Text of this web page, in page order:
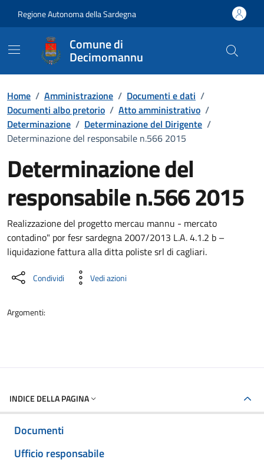
Regione Autonoma della Sardegna
Comune di
Decimomannu
Home / Amministrazione / Documenti e dati /
Documenti albo pretorio / Atto amministrativo /
Determinazione / Determinazione del Dirigente /
Determinazione del responsabile n.566 2015
Determinazione del
responsabile n.566 2015
Dettaglio del documento
Realizzazione del progetto mercau mannu - mercato
contadino" por fesr sardegna 2007/2013 L.A. 4.1.2 b –
liquidazione fattura alla ditta poliste srl di cagliari.
Condividi Vedi azioni
Argomenti:
INDICE DELLA PAGINA
Documenti
Ufficio responsabile